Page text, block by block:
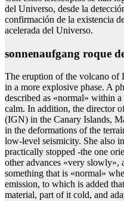
del Universo, desde la
confirmación de la existencia
acelerada del Universo.
sonnenaufgang roque
The eruption of the volcano of
in a more explosive phase. A
described as «normal» within
calm. In addition, the director
(IGN) in the Canary Islands,
in the deformations of the
low-level seismicity. She also
practically stopped -the one
other advances «very slowly»,
something that is «normal»
emission, to which is added
material, part of it cold, and